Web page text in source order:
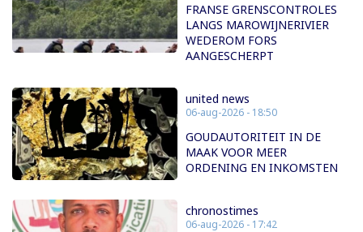
FRANSE GRENSCONTROLES
LANGS MAROWIJNERIVIER
WEDEROM FORS
AANGESCHERPT
united news
06-aug-2026 - 18:50
GOUDAUTORITEIT IN DE
MAAK VOOR MEER
ORDENING EN INKOMSTEN
chronostimes
06-aug-2026 - 17:42